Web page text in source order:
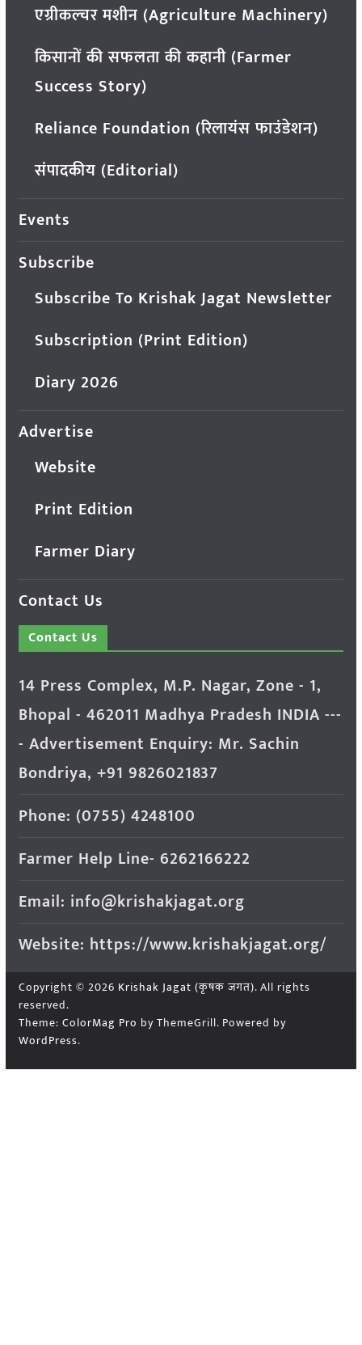
एग्रीकल्चर मशीन (Agriculture Machinery)
किसानों की सफलता की कहानी (Farmer
Success Story)
Reliance Foundation (रिलायंस फाउंडेशन)
संपादकीय (Editorial)
Events
Subscribe
Subscribe To Krishak Jagat Newsletter
Subscription (Print Edition)
Diary 2026
Advertise
Website
Print Edition
Farmer Diary
Contact Us
Contact Us
14 Press Complex, M.P. Nagar, Zone - 1,
Bhopal - 462011 Madhya Pradesh INDIA ---
- Advertisement Enquiry: Mr. Sachin
Bondriya, +91 9826021837
Phone: (0755) 4248100
Farmer Help Line- 6262166222
Email: info@krishakjagat.org
Website: https://www.krishakjagat.org/
Copyright © 2026 Krishak Jagat (कृषक जगत). All rights
reserved.
Theme: ColorMag Pro by ThemeGrill. Powered by
WordPress.